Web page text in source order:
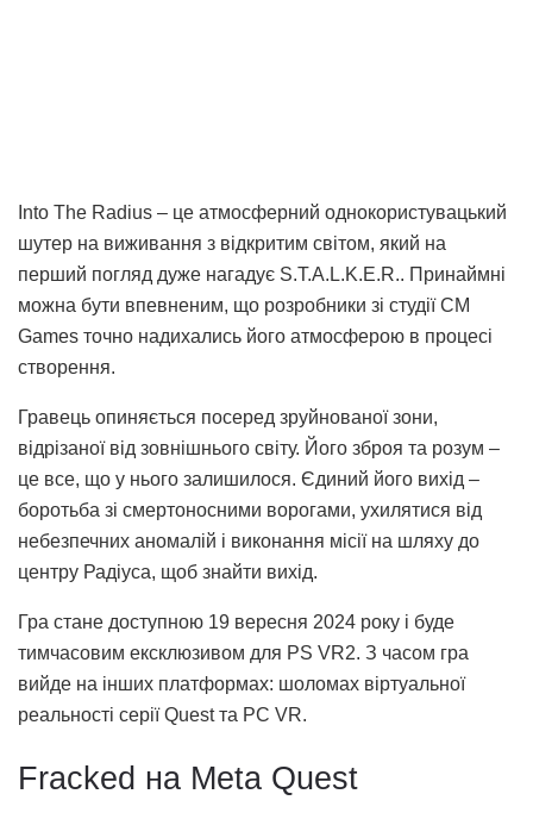
Into The Radius – це атмосферний однокористувацький
шутер на виживання з відкритим світом, який на
перший погляд дуже нагадує S.T.A.L.K.E.R.. Принаймні
можна бути впевненим, що розробники зі студії CM
Games точно надихались його атмосферою в процесі
створення.
Гравець опиняється посеред зруйнованої зони,
відрізаної від зовнішнього світу. Його зброя та розум –
це все, що у нього залишилося. Єдиний його вихід –
боротьба зі смертоносними ворогами, ухилятися від
небезпечних аномалій і виконання місії на шляху до
центру Радіуса, щоб знайти вихід.
Гра стане доступною 19 вересня 2024 року і буде
тимчасовим ексклюзивом для PS VR2. З часом гра
вийде на інших платформах: шоломах віртуальної
реальності серії Quest та PC VR.
Fracked на Meta Quest